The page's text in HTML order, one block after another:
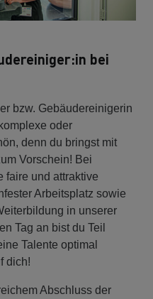
bei
bzw. Gebäudereinigerin
oder
denn du bringst mit
Vorschein! Bei
faire und attraktive
Arbeitsplatz sowie
in unserer
Tag an bist du Teil
Talente optimal
dich!
Abschluss der